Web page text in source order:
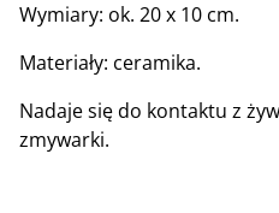
Wymiary: ok. 20 x 10 cm.
Materiały: ceramika.
Nadaje się do kontaktu z
zmywarki.